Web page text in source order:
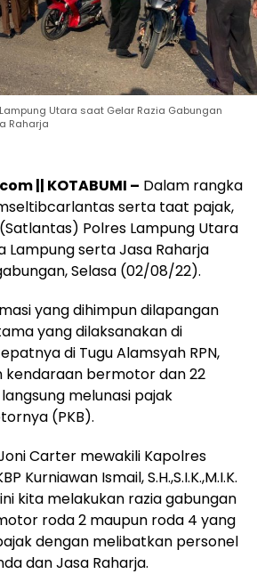
Utara saat Gelar Razia Gabungan
Raharja
|| KOTABUMI – Dalam rangka
serta taat pajak,
Polres Lampung Utara
Lampung serta Jasa Raharja
Selasa (02/08/22).
yang dihimpun dilapangan
yang dilaksanakan di
di Tugu Alamsyah RPN,
kendaraan bermotor dan 22
melunasi pajak
(PKB).
Carter mewakili Kapolres
Kurniawan Ismail, S.H.,S.I.K.,M.I.K.
kita melakukan razia gabungan
roda 2 maupun roda 4 yang
dengan melibatkan personel
dan Jasa Raharja.